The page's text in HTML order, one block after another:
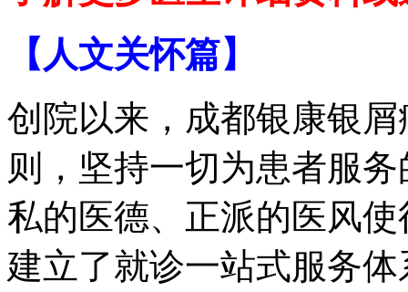
【人文关怀篇】
创院以来，成都银康银
则，坚持一切为患者服
私的医德、正派的医风
建立了就诊一站式服务